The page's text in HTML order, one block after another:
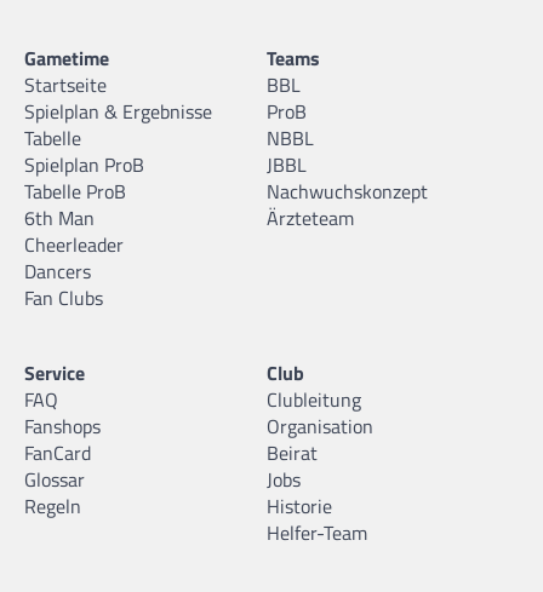
Gametime
Startseite
Spielplan & Ergebnisse
Tabelle
Spielplan ProB
Tabelle ProB
6th Man
Cheerleader
Dancers
Fan Clubs
Teams
BBL
ProB
NBBL
JBBL
Nachwuchskonzept
Ärzteteam
Service
FAQ
Fanshops
FanCard
Glossar
Regeln
Club
Clubleitung
Organisation
Beirat
Jobs
Historie
Helfer-Team